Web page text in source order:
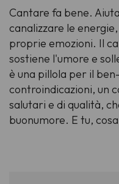
Cantare fa bene.
canalizzare le
proprie emozioni. Il
sostiene l'umore e
è una pillola per il
controindicazioni, un
salutari e di qualità,
buonumore. E tu,